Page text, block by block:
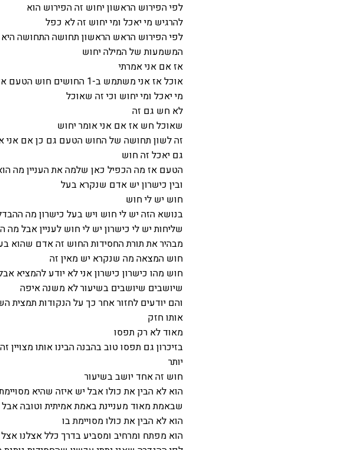
לפי הפירוש הראשון יחוש זה הפירוש הוא
להרגיש מי יאכל ומי יחוש זה לא כפל
לפי הפירוש הראש הראשון תחושה התחושה היא
המשמעות של המילה יחוש
אז אם אני אמרתי
אוכל אז אני משתמש ב-1 החושים חוש הטעם אז מה זה
מי יאכל ומי יחוש וכי זה שאוכל
לא חש גם זה
שאוכל חש אז אם אני אומר יחוש
זה לשון תחושה של החוש הטעם גם כן אם אני
גם יאכל זה חוש
הטעם אז מה הכפיל כאן שלמה את העניין מה
ובין כישרון יש אדם שנקרא בעל
חוש יש לי חוש
בנושא הזה יש לי חוש ויש בעל כישרון מה
שליחות יש לי כישרון יש לי חוש לעניין אבל
מבהיר את תורת החסידות החוש זה אדם שהוא
חוש המצאה מה שנקרא יש מאין זה
חוש מהו כישרון כישרון אני לא יודע להמציא
שיושבים שיושבים בשיעור לא משנה איפה
והם יודעים לחזור אחר כך על הנקודות תמצית
אותו חזק
מאוד לא רק תפסו
בזיכרון גם תפסו טוב בהבנה הבינו אותו
יותר
חוש זה אחד יושב בשיעור
הוא לא הבין את כולו אבל יש איזה שהיא
שבאמת מאוד מעניינת באמת אמיתית וטובה
הוא לא הבין את כולו מסויימת בו
הוא מפתח ומרחיב ומסביע בדרך כלל אצלנו